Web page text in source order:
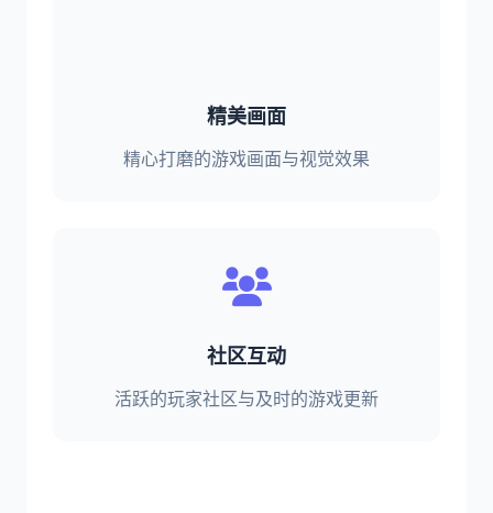
精美画面
精心打磨的游戏画面与视觉效果
社区互动
活跃的玩家社区与及时的游戏更新